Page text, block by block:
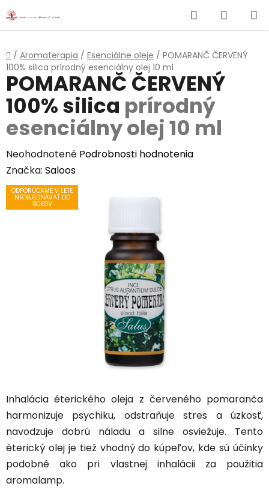
Prejsť
na
Hľadať
KOŠÍK
Domov
/ Aromaterapia / Esenciálne oleje / POMARANČ ČERVENÝ
100% silica prírodný esenciálny olej 10 ml
Inhalácia éterického oleja z červeného pomaranča
harmonizuje psychiku, odstraňuje stres a úzkosť,
navodzuje dobrú náladu a silne osviežuje. Tento
éterický olej je tiež vhodný do kúpeľov, kde sú účinky
podobné ako pri vlastnej inhalácii za použitia
aromalamp.
POMARANČ ČERVENÝ
100% silica prírodný
esenciálny olej 10 ml
Priemerné
hodnotenie
produktu
Neohodnotené Podrobnosti hodnotenia
Značka: Saloos
ODPORÚČAME V LETE
NEOBJEDNÁVAŤ DO
BOXOV